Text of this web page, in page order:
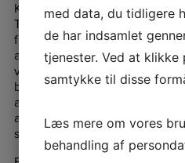
Kunden giver med aftalens
Tigertræning ApS må
for hver betalingsperiode
abonnementet løber.
ved kalenderårets
berettiget til at gennemføre
abonnementsbeløbet for den
abonnementsperiode.
særskilt godkendes af kunden.
med data, du tidligere
de har indsamlet
tjenester. Ved at klikke
samtykke til disse
Læs mere om vores
behandling af